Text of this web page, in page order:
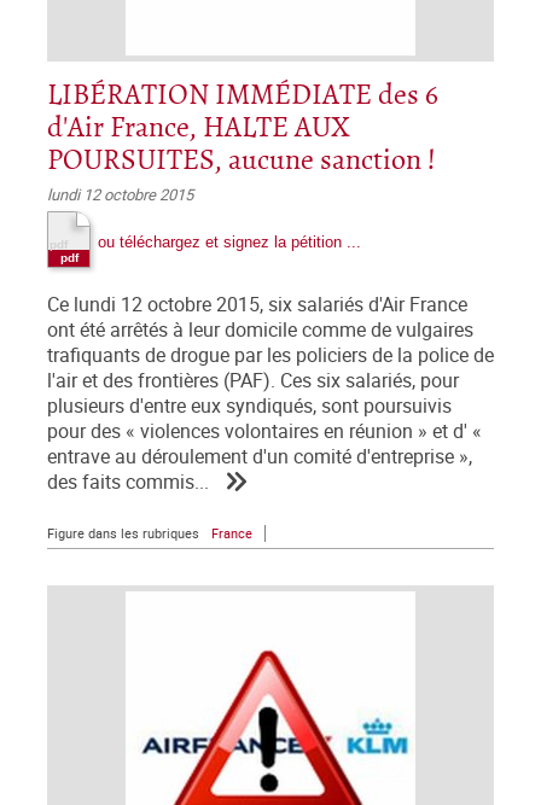
LIBÉRATION IMMÉDIATE des 6
d'Air France, HALTE AUX
POURSUITES, aucune sanction !
lundi 12 octobre 2015
ou téléchargez et signez la pétition ...
Ce lundi 12 octobre 2015, six salariés d'Air France
ont été arrêtés à leur domicile comme de vulgaires
trafiquants de drogue par les policiers de la police de
l'air et des frontières (PAF). Ces six salariés, pour
plusieurs d'entre eux syndiqués, sont poursuivis
pour des « violences volontaires en réunion » et d' «
entrave au déroulement d'un comité d'entreprise »,
des faits commis...
Figure dans les rubriques France